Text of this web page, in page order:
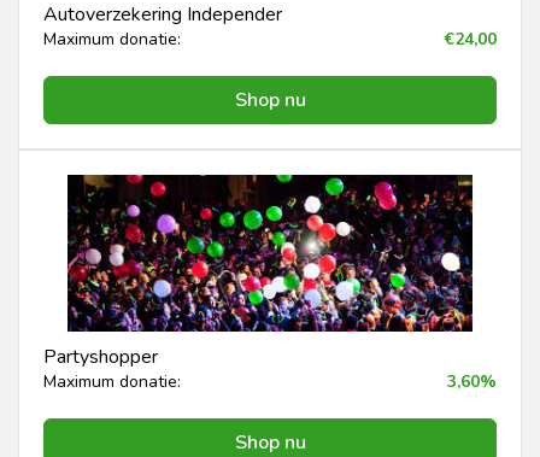
Autoverzekering Independer
Maximum donatie: €24,00
Shop nu
Partyshopper
Maximum donatie: 3,60%
Shop nu